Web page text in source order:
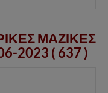
ΜΑΖΙΚΕΣ
2023 ( 637 )